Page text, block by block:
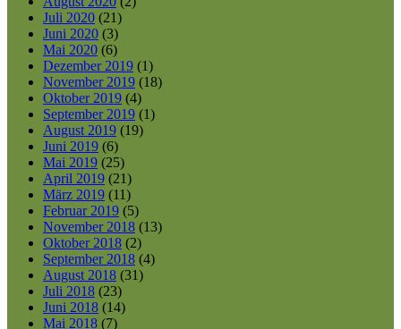
Juli 2020 (21)
Juni 2020 (3)
Mai 2020 (6)
Dezember 2019 (1)
November 2019 (18)
Oktober 2019 (4)
September 2019 (1)
August 2019 (19)
Juni 2019 (6)
Mai 2019 (25)
April 2019 (21)
März 2019 (11)
Februar 2019 (5)
November 2018 (13)
Oktober 2018 (2)
September 2018 (4)
August 2018 (31)
Juli 2018 (23)
Juni 2018 (14)
Mai 2018 (7)